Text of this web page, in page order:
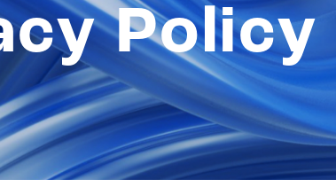
Policy